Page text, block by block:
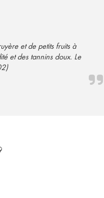
et de petits fruits à
et des tannins doux. Le